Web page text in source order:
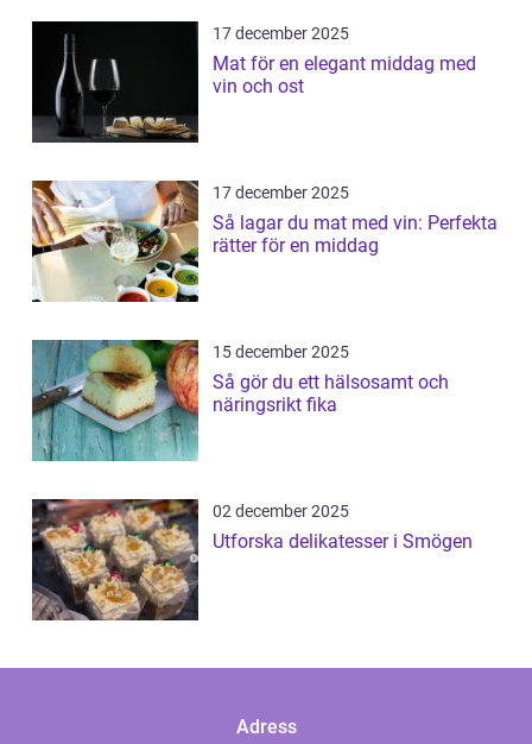
17 december 2025
Mat för en elegant middag med
vin och ost
17 december 2025
Så lagar du mat med vin: Perfekta
rätter för en middag
15 december 2025
Så gör du ett hälsosamt och
näringsrikt fika
02 december 2025
Utforska delikatesser i Smögen
Adress